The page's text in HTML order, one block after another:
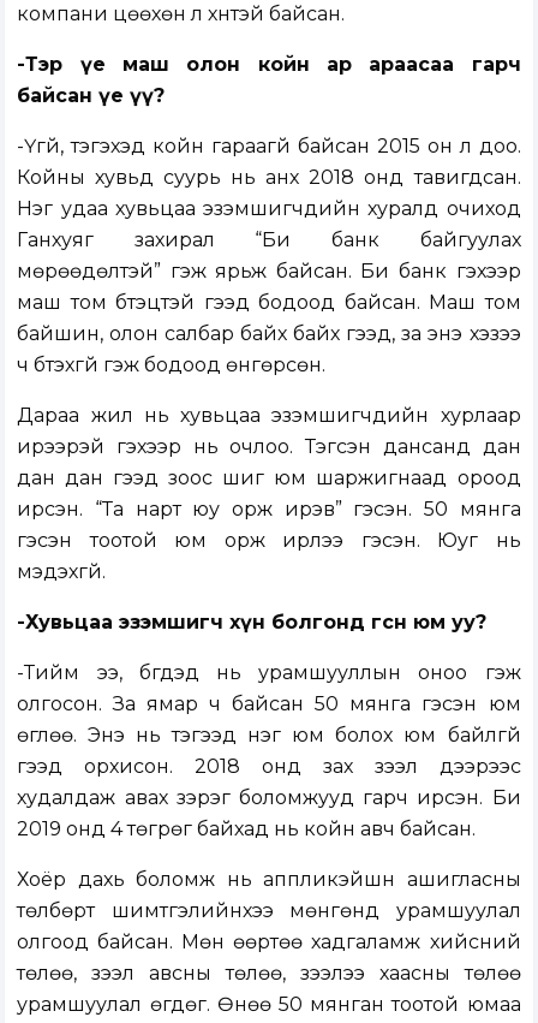
компани цөөхөн л хүнтэй байсан.
-Тэр үе маш олон койн ар араасаа гарч
байсан үе үү?
-Үгүй, тэгэхэд койн гараагүй байсан 2015 он л доо.
Койны хувьд суурь нь анх 2018 онд тавигдсан.
Нэг удаа хувьцаа эзэмшигчдийн хуралд очиход
Ганхуяг захирал “Би банк байгуулах
мөрөөдөлтэй” гэж ярьж байсан. Би банк гэхээр
маш том бүтэцтэй гээд бодоод байсан. Маш том
байшин, олон салбар байх байх гээд, за энэ хэзээ
ч бүтэхгүй гэж бодоод өнгөрсөн.
Дараа жил нь хувьцаа эзэмшигчдийн хурлаар
ирээрэй гэхээр нь очлоо. Тэгсэн дансанд дан
дан дан гээд зоос шиг юм шаржигнаад ороод
ирсэн. “Та нарт юу орж ирэв” гэсэн. 50 мянга
гэсэн тоотой юм орж ирлээ гэсэн. Юуг нь
мэдэхгүй.
-Хувьцаа эзэмшигч хүн болгонд өгсөн юм уу?
-Тийм ээ, бүгдэд нь урамшууллын оноо гэж
олгосон. За ямар ч байсан 50 мянга гэсэн юм
өглөө. Энэ нь тэгээд нэг юм болох юм байлгүй
гээд орхисон. 2018 онд зах зээл дээрээс
худалдаж авах зэрэг боломжууд гарч ирсэн. Би
2019 онд 4 төгрөг байхад нь койн авч байсан.
Хоёр дахь боломж нь аппликэйшн ашигласны
төлбөрт шимтгэлийнхээ мөнгөнд урамшуулал
олгоод байсан. Мөн өөртөө хадгаламж хийсний
төлөө, зээл авсны төлөө, зээлээ хаасны төлөө
урамшуулал өгдөг. Өнөө 50 мянган тоотой юмаа